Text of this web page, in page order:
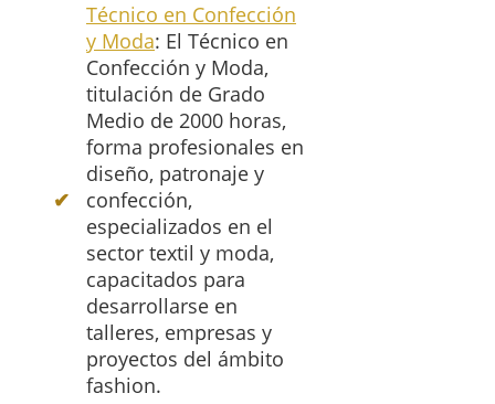
Técnico en Confección
y Moda: El Técnico en
Confección y Moda,
titulación de Grado
Medio de 2000 horas,
forma profesionales en
diseño, patronaje y
confección,
especializados en el
sector textil y moda,
capacitados para
desarrollarse en
talleres, empresas y
proyectos del ámbito
fashion.